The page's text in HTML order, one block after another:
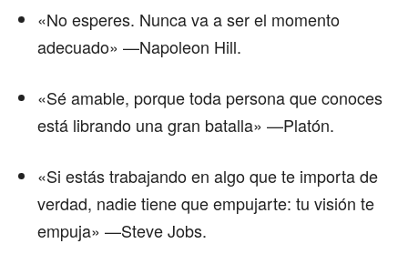
«No esperes. Nunca va a ser el momento
adecuado» —Napoleon Hill.
«Sé amable, porque toda persona que conoces
está librando una gran batalla» —Platón.
«Si estás trabajando en algo que te importa de
verdad, nadie tiene que empujarte: tu visión te
empuja» —Steve Jobs.